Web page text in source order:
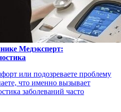
Медэксперт:
или подозреваете проблему
что именно вызывает
заболеваний часто